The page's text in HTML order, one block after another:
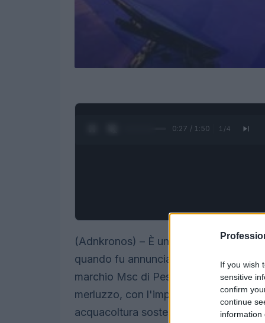
If you wish
sensitive
confirm
continue
information
0:28 / 1:50 1 /4
(Adnkronos) – È un percorso di
quando fu annunciato “l'inizio di una
marchio Msc di Pesca Sostenibile
merluzzo, con l'impegno e la
acquacoltura sostenibile entro il